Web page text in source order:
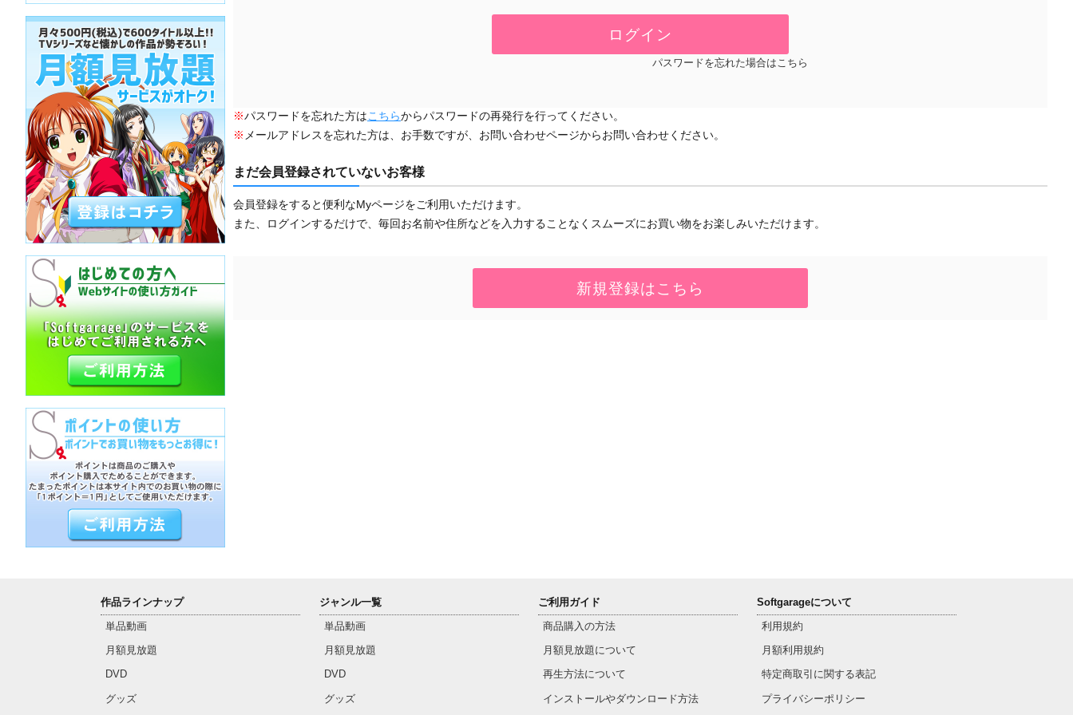
パスワードを忘れた場合はこちら
※パスワードを忘れた方はこちらからパスワードの再発行を行ってください。
※ メールアドレスを忘れた方は、お手数ですが、お問い合わせページからお問い合わせください。
まだ会員登録されていないお客様
会員登録をすると便利なMyページをご利用いただけます。
また、ログインするだけで、毎回お名前や住所などを入力することなくスムーズにお買い物をお楽しみいただけます。
作品ラインナップ
単品動画
月額見放題
DVD
グッズ
ジャンル一覧
単品動画
月額見放題
DVD
グッズ
ご利用ガイド
商品購入の方法
月額見放題について
再生方法について
インストールやダウンロード方法
Softgarageについて
利用規約
月額利用規約
特定商取引に関する表記
プライバシーポリシー